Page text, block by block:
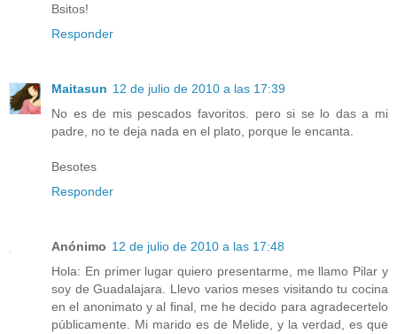
Bsitos!
Responder
Maitasun 12 de julio de 2010 a las 17:39
No es de mis pescados favoritos. pero si se lo das a mi
padre, no te deja nada en el plato, porque le encanta.
Besotes
Responder
Anónimo 12 de julio de 2010 a las 17:48
Hola: En primer lugar quiero presentarme, me llamo Pilar y
soy de Guadalajara. Llevo varios meses visitando tu cocina
en el anonimato y al final, me he decido para agradecertelo
públicamente. Mi marido es de Melide, y la verdad, es que